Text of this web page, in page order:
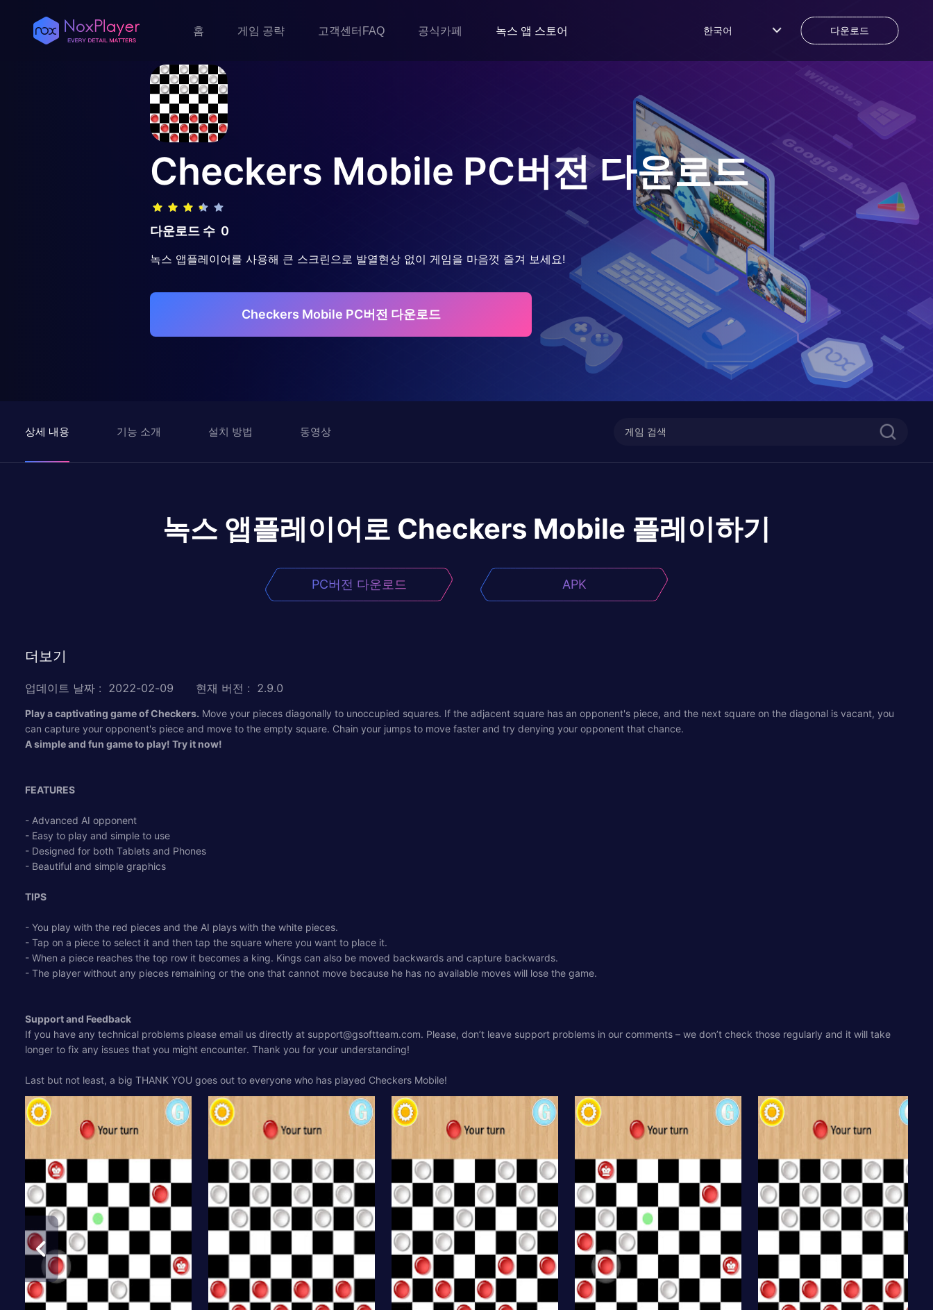
홈 게임 공략 고객센터FAQ 공식카페 녹스 앱 스토어 한국어 다운로드
Checkers Mobile PC버전 다운로드
다운로드 수 0
녹스 앱플레이어를 사용해 큰 스크린으로 발열현상 없이 게임을 마음껏 즐겨 보세요!
Checkers Mobile PC버전 다운로드
상세 내용 기능 소개 설치 방법 동영상
녹스 앱플레이어로 Checkers Mobile 플레이하기
PC버전 다운로드 APK
더보기
업데이트 날짜 : 2022-02-09 현재 버전 : 2.9.0
Play a captivating game of Checkers. Move your pieces diagonally to unoccupied squares. If the adjacent square has an opponent's piece, and the next square on the diagonal is vacant, you
can capture your opponent's piece and move to the empty square. Chain your jumps to move faster and try denying your opponent that chance.
A simple and fun game to play! Try it now!
FEATURES
- Advanced AI opponent
- Easy to play and simple to use
- Designed for both Tablets and Phones
- Beautiful and simple graphics
TIPS
- You play with the red pieces and the AI plays with the white pieces.
- Tap on a piece to select it and then tap the square where you want to place it.
- When a piece reaches the top row it becomes a king. Kings can also be moved backwards and capture backwards.
- The player without any pieces remaining or the one that cannot move because he has no available moves will lose the game.
Support and Feedback
If you have any technical problems please email us directly at support@gsoftteam.com. Please, don’t leave support problems in our comments – we don’t check those regularly and it will take
longer to fix any issues that you might encounter. Thank you for your understanding!
Last but not least, a big THANK YOU goes out to everyone who has played Checkers Mobile!